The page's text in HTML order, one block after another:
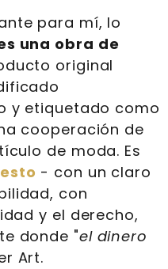
para mí, lo
una obra de
original
y etiquetado como
cooperación de
de moda. Es
- con un claro
con
y el derecho,
donde "el dinero
Art.